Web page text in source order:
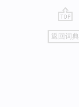
go
top
返回词典